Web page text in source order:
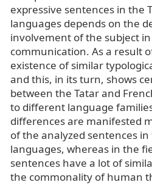
expressive sentences in the
languages depends on the
involvement of the subject
communication. As a result
existence of similar
and this, in its turn, shows
between the Tatar and
to different language
differences are manifested
of the analyzed sentences
languages, whereas in the
sentences have a lot of
the commonality of human